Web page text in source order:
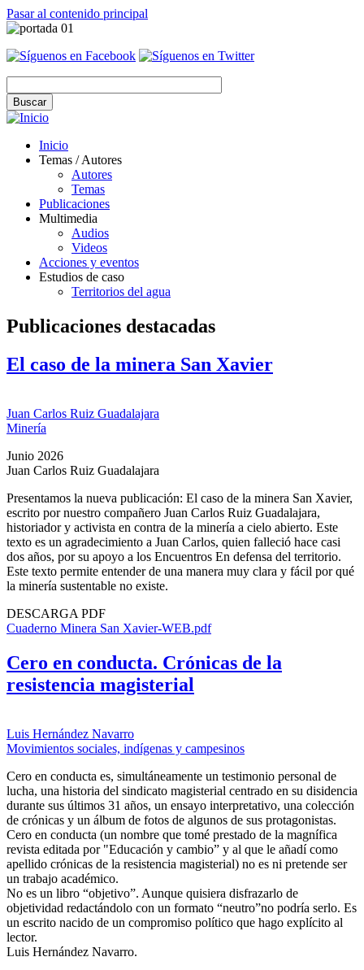
Pasar al contenido principal
Inicio
Temas / Autores
Autores
Temas
Publicaciones
Multimedia
Audios
Videos
Acciones y eventos
Estudios de caso
Territorios del agua
Publicaciones destacadas
El caso de la minera San Xavier
Juan Carlos Ruiz Guadalajara
Minería
Junio 2026
Juan Carlos Ruiz Guadalajara
Presentamos la nueva publicación: El caso de la minera San Xavier,
escrito por nuestro compañero Juan Carlos Ruiz Guadalajara,
historiador y activista en contra de la minería a cielo abierto. Este
texto es un agradecimiento a Juan Carlos, quien falleció hace casi
dos años, por su apoyo a los Encuentros En defensa del territorio.
Este texto permite entender de una manera muy clara y fácil por qué
la minería sustentable no existe.
DESCARGA PDF
Cuaderno Minera San Xavier-WEB.pdf
Cero en conducta. Crónicas de la
resistencia magisterial
Luis Hernández Navarro
Movimientos sociales, indígenas y campesinos
Cero en conducta es, simultáneamente un testimonio personal de
lucha, una historia del sindicato magisterial centrado en su disidencia
durante sus últimos 31 años, un ensayo interpretativo, una colección
de crónicas y un álbum de fotos de algunos de sus protagonistas.
Cero en conducta (un nombre que tomé prestado de la magnífica
revista editada por "Educación y cambio” y al que le añadí como
apellido crónicas de la resistencia magisterial) no es ni pretende ser
un trabajo académico.
No es un libro “objetivo”. Aunque quisiera disfrazarlo de
objetividad redactándolo con un formato “neutro”no podría serlo. Es
un escrito nacido de un compromiso político que hago explícito al
lector.
Luis Hernández Navarro.